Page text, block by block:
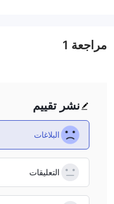
لديهم ميزانية كافية فتح
الحساب التجريبي بشكل رئيسي
رسوم Exness Trade
الانتشار يصل إلى
سرعة السيولة.
الرافعة المالية القصوى هي
تتضاعف 500 مرة.
نشر تقييم
البلاغات
التعليقات
مراجعة